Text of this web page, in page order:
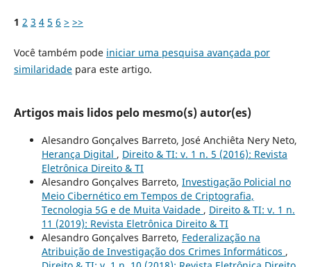
1 2 3 4 5 6 > >>
Você também pode iniciar uma pesquisa avançada por
similaridadepara este artigo.
Artigos mais lidos pelo mesmo(s) autor(es)
Alesandro Gonçalves Barreto, José Anchiêta Nery Neto,
Herança Digital , Direito & TI: v. 1 n. 5 (2016): Revista
Eletrônica Direito & TI
Alesandro Gonçalves Barreto, Investigação Policial no
Meio Cibernético em Tempos de Criptografia,
Tecnologia 5G e de Muita Vaidade , Direito & TI: v. 1 n.
11 (2019): Revista Eletrônica Direito & TI
Alesandro Gonçalves Barreto, Federalização na
Atribuição de Investigação dos Crimes Informáticos ,